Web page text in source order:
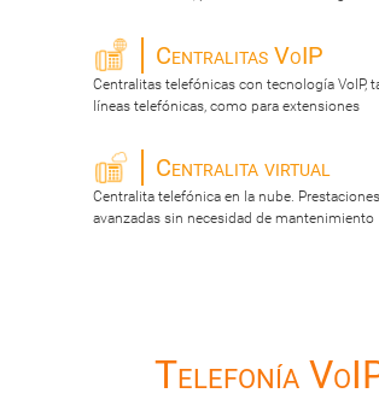
Centralitas VoIP
Centralitas telefónicas con tecnología VoIP,
líneas telefónicas, como para extensiones
Centralita virtual
Centralita telefónica en la nube. Prestaciones
avanzadas sin necesidad de mantenimiento
Telefonía